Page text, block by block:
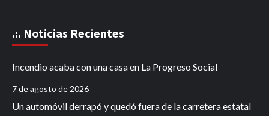
.:. Noticias Recientes
Incendio acaba con una casa en La Progreso Social
7 de agosto de 2026
Un automóvil derrapó y quedó fuera de la carretera estatal